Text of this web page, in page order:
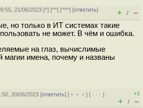
21/06/2023 [^] [^^] [^^^] [ответить]
+ / –
но только в ИТ системах такие
не может. В чём и ошибка.
на глаз, вычислимые
имена, почему и названы
20/06/2023 [ответить] [ ﹢﹢﹢] [ · · ·]
+1
+ / –